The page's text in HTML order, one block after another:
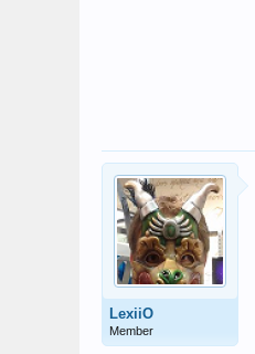
LexiiO
Member